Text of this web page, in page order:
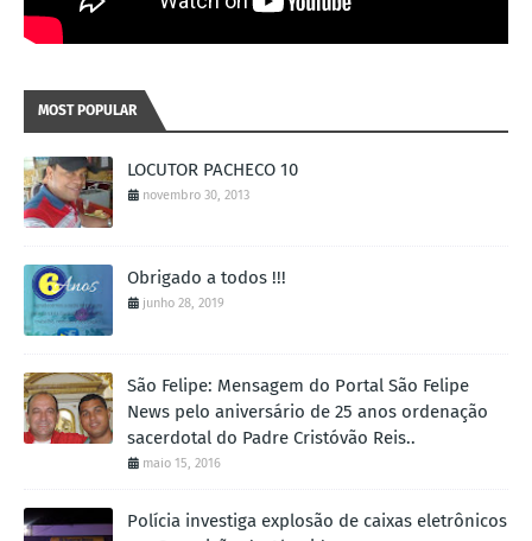
MOST POPULAR
LOCUTOR PACHECO 10
novembro 30, 2013
Obrigado a todos !!!
junho 28, 2019
São Felipe: Mensagem do Portal São Felipe
News pelo aniversário de 25 anos ordenação
sacerdotal do Padre Cristóvão Reis..
maio 15, 2016
Polícia investiga explosão de caixas eletrônicos